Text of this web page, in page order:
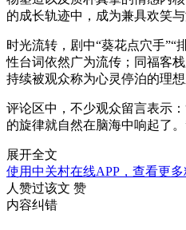
的成长轨迹中，成为兼具欢笑与
时光流转，剧中“葵花点穴手”“
性台词依然广为流传；同福客
持续被观众称为心灵停泊的理想
评论区中，不少观众留言表示
的旋律就自然在脑海中响起了。
展开全文
使用中关村在线APP，查看更
人赞过该文 赞
内容纠错